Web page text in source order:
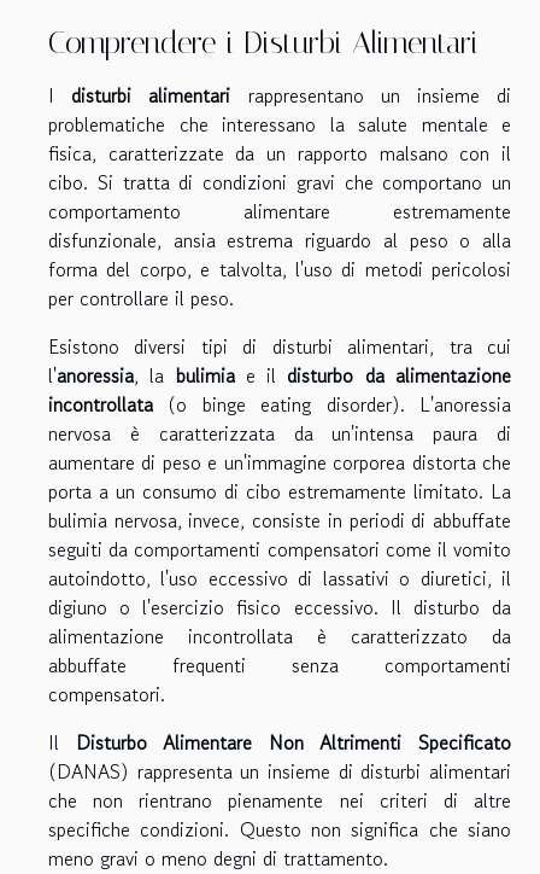
Comprendere i Disturbi Alimentari
I disturbi alimentari rappresentano un insieme di
problematiche che interessano la salute mentale e
fisica, caratterizzate da un rapporto malsano con il
cibo. Si tratta di condizioni gravi che comportano un
comportamento alimentare estremamente
disfunzionale, ansia estrema riguardo al peso o alla
forma del corpo, e talvolta, l'uso di metodi pericolosi
per controllare il peso.
Esistono diversi tipi di disturbi alimentari, tra cui
l'anoressia, la bulimiae il disturbo da alimentazione
incontrollata (o binge eating disorder). L'anoressia
nervosa è caratterizzata da un'intensa paura di
aumentare di peso e un'immagine corporea distorta che
porta a un consumo di cibo estremamente limitato. La
bulimia nervosa, invece, consiste in periodi di abbuffate
seguiti da comportamenti compensatori come il vomito
autoindotto, l'uso eccessivo di lassativi o diuretici, il
digiuno o l'esercizio fisico eccessivo. Il disturbo da
alimentazione incontrollata è caratterizzato da
abbuffate frequenti senza comportamenti
compensatori.
Il Disturbo Alimentare Non Altrimenti Specificato
(DANAS) rappresenta un insieme di disturbi alimentari
che non rientrano pienamente nei criteri di altre
specifiche condizioni. Questo non significa che siano
meno gravi o meno degni di trattamento.